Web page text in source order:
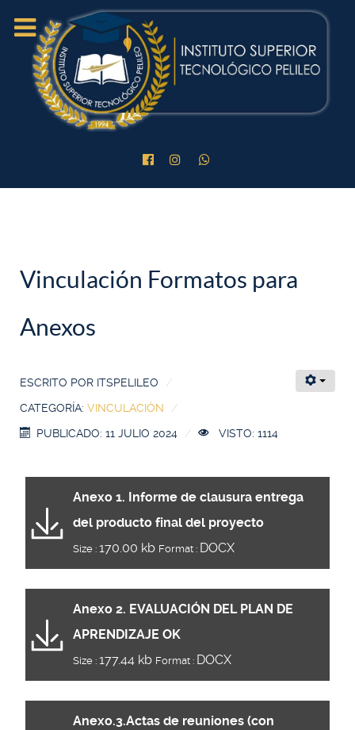
Vinculación Formatos para
Anexos
ESCRITO POR ITSPELILEO
CATEGORÍA: VINCULACIÓN
PUBLICADO: 11 JULIO 2024
VISTO: 1114
Anexo 1. Informe de clausura entrega
del producto final del proyecto
Size : 170.00 kb Format : DOCX
Anexo 2. EVALUACIÓN DEL PLAN DE
APRENDIZAJE OK
Size : 177.44 kb Format : DOCX
Anexo.3.Actas de reuniones (con